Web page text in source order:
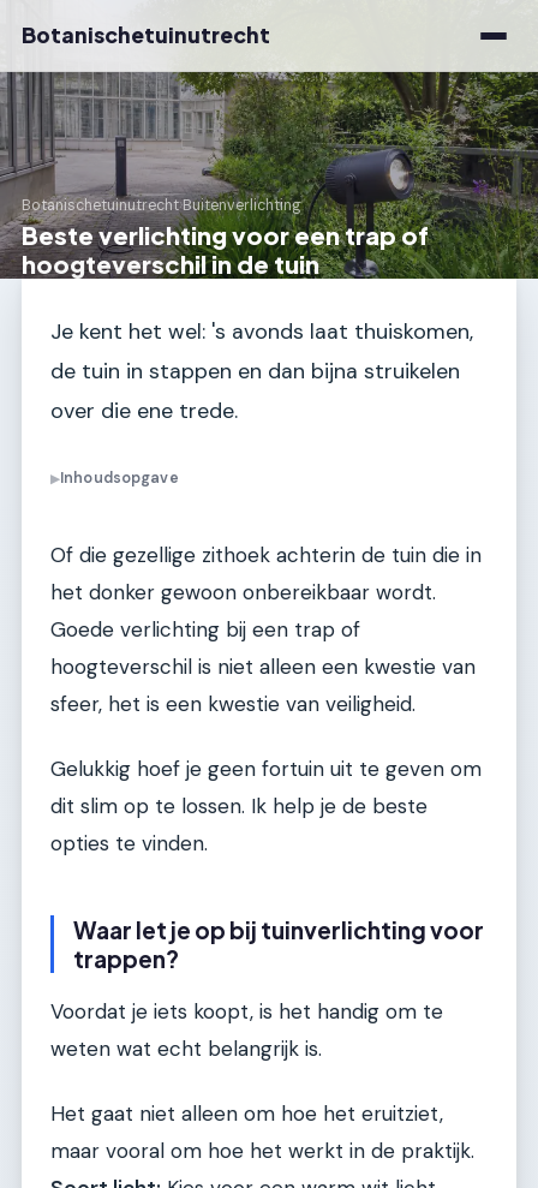
Botanischetuinutrecht
Botanischetuinutrecht›Buitenverlichting
Beste verlichting voor een trap of
hoogteverschil in de tuin
Je kent het wel: 's avonds laat thuiskomen,
de tuin in stappen en dan bijna struikelen
over die ene trede.
▶Inhoudsopgave
Of die gezellige zithoek achterin de tuin die in
het donker gewoon onbereikbaar wordt.
Goede verlichting bij een trap of
hoogteverschil is niet alleen een kwestie van
sfeer, het is een kwestie van veiligheid.
Gelukkig hoef je geen fortuin uit te geven om
dit slim op te lossen. Ik help je de beste
opties te vinden.
Waar let je op bij tuinverlichting voor
trappen?
Voordat je iets koopt, is het handig om te
weten wat echt belangrijk is.
Het gaat niet alleen om hoe het eruitziet,
maar vooral om hoe het werkt in de praktijk.